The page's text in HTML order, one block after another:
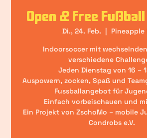
Open & free
Di., 24. Feb.
  |
Pineapple
Indoorsoccer mit
verschiedene
Jeden Dienstag von 16 –
Auspowern, zocken, Spaß und
Fussballangebot für
Einfach vorbeischauen und
Ein Projekt von ZschoMo – mobile
Condrobs e.V.